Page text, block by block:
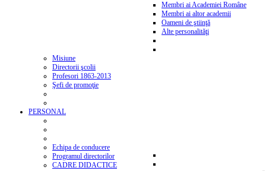
Membri ai Academiei Române
Membri ai altor academii
Oameni de ştiinţă
Alte personalităţi
Misiune
Directorii şcolii
Profesori 1863-2013
Şefi de promoţie
PERSONAL
Echipa de conducere
Programul directorilor
CADRE DIDACTICE